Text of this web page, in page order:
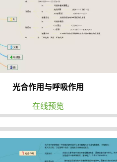
光合作用与呼吸作用
在线预览